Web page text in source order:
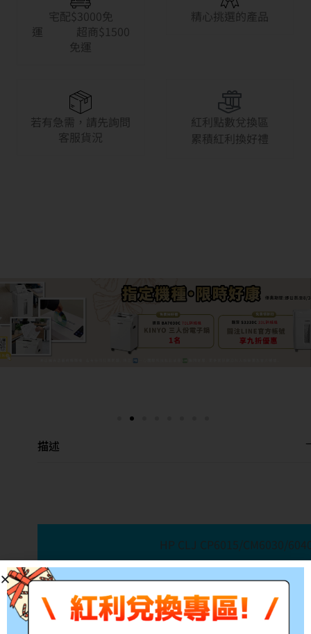
宅配$3000免
運 超商$1500
免運
精心挑選的產品
若有急需，請先詢問
客服貨況
紅利點數兌換區
累積紅利換好禮
描述
HP CLJ CP6015/CM6030/
產品料號:CB381A 適用機型:HP CLJ CP6015/
參考印量:21000張 備註:所有的印量均是在A4